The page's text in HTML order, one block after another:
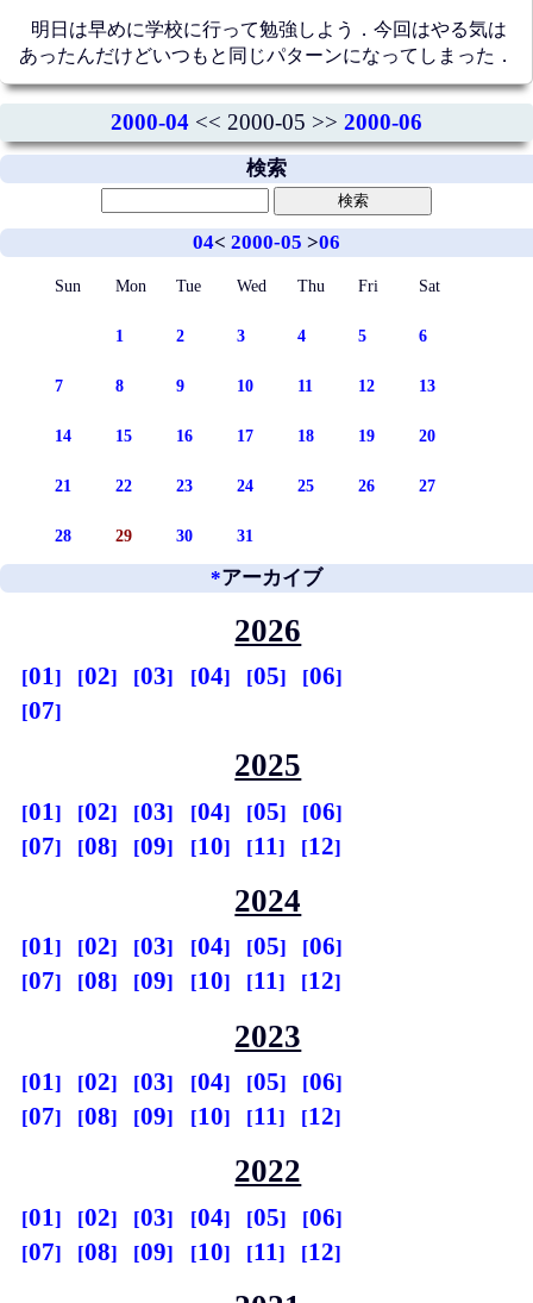
明日は早めに学校に行って勉強しよう．今回はやる気は
あったんだけどいつもと同じパターンになってしまった．
2000-04 << 2000-05 >> 2000-06
検索
04< 2000-05 >06
Sun Mon Tue Wed Thu Fri Sat
1 2 3 4 5 6
7 8 9 10 11 12 13
14 15 16 17 18 19 20
21 22 23 24 25 26 27
28 29 30 31
*アーカイブ
2026
01 02 03 04 05
06
07
2025
01 02 03 04 05
06
07
08 09 10 11 12
2024
01 02 03 04 05
06
07
08 09 10 11 12
2023
01 02 03 04 05
06
07
08 09 10 11 12
2022
01 02 03 04 05
06
07
08 09 10 11 12